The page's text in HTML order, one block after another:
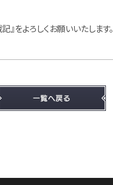
』をよろしくお願いいたします。